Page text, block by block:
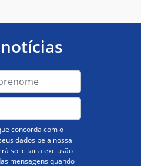
concorda com o
dados pela nossa
solicitar a exclusão
mensagens quando